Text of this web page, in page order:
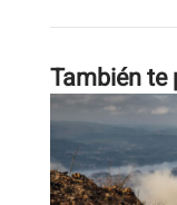
También te